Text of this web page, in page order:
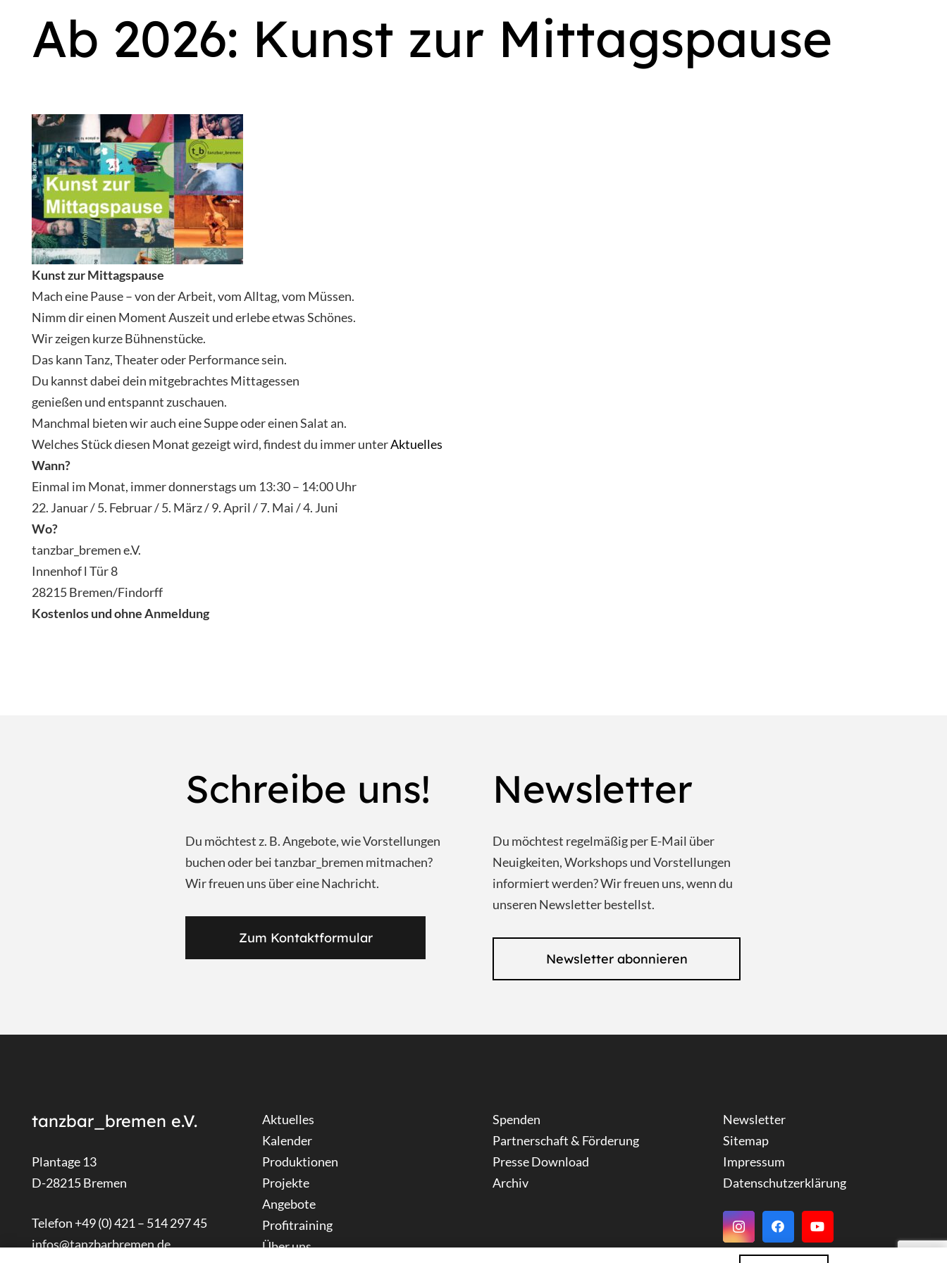
Ab 2026: Kunst zur Mittagspause
Kunst zur Mittagspause
Mach eine Pause – von der Arbeit, vom Alltag, vom Müssen.
Nimm dir einen Moment Auszeit und erlebe etwas Schönes.
Wir zeigen kurze Bühnenstücke.
Das kann Tanz, Theater oder Performance sein.
Du kannst dabei dein mitgebrachtes Mittagessen
genießen und entspannt zuschauen.
Manchmal bieten wir auch eine Suppe oder einen Salat an.
Welches Stück diesen Monat gezeigt wird, findest du immer unterAktuelles
Wann?
Einmal im Monat, immer donnerstags um 13:30 – 14:00 Uhr
22. Januar / 5. Februar / 5. März / 9. April / 7. Mai / 4. Juni
Wo?
tanzbar_bremen e.V.
Innenhof l Tür 8
28215 Bremen/Findorff
Kostenlos und ohne Anmeldung
Schreibe uns!
Du möchtest z. B. Angebote, wie Vorstellungen
buchen oder bei tanzbar_bremen mitmachen?
Wir freuen uns über eine Nachricht.
Zum Kontaktformular
Newsletter
Du möchtest regelmäßig per E-Mail über
Neuigkeiten, Workshops und Vorstellungen
informiert werden? Wir freuen uns, wenn du
unseren Newsletter bestellst.
Newsletter abonnieren
tanzbar_bremen e.V.
Plantage 13
D-28215 Bremen
Telefon +49 (0) 421 – 514 297 45
infos@tanzbarbremen.de
Aktuelles
Kalender
Produktionen
Projekte
Angebote
Profitraining
Über uns
Spenden
Partnerschaft & Förderung
Presse Download
Archiv
Newsletter
Sitemap
Impressum
Datenschutzerklärung